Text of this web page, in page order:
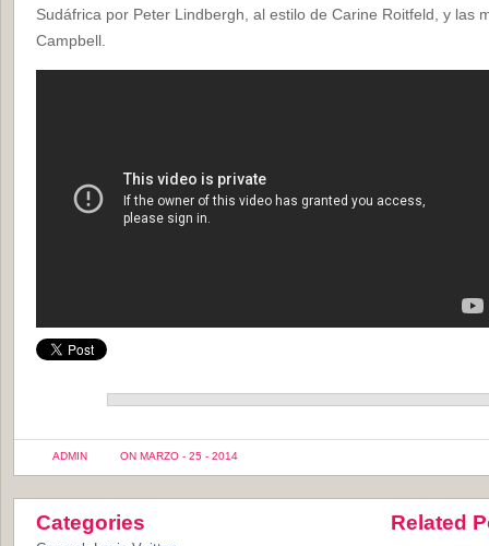
Sudáfrica por Peter Lindbergh, al estilo de Carine Roitfeld, y las
Campbell.
ADMIN ON MARZO - 25 - 2014
Categories Related